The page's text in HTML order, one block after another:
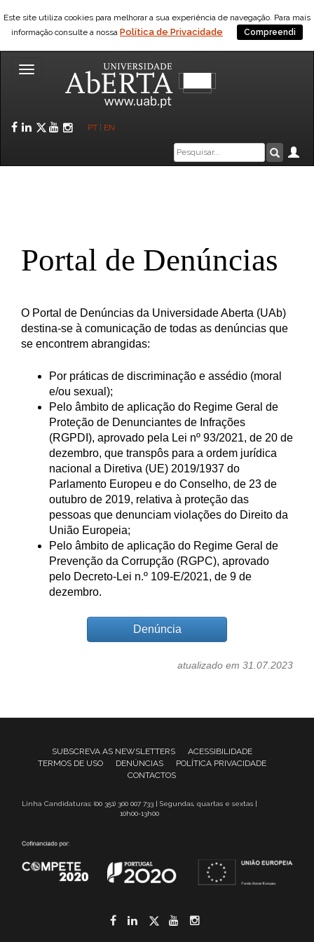
Este site utiliza cookies para melhorar a sua experiência de navegação. Para mais
informação consulte a nossa Política de Privacidade Compreendi
Saltar para o conteúdo
Toggle
Facebook
LinkedIn
Twitter
YouTube
Instagram
PT EN
Caixa
de
Portal de Denúncias
O Portal de Denúncias da Universidade Aberta (UAb)
destina-se à comunicação de todas as denúncias que
se encontrem abrangidas:
Por práticas de discriminação e assédio (moral
e/ou sexual);
Pelo âmbito de aplicação do Regime Geral de
Proteção de Denunciantes de Infrações
(RGPDI), aprovado pela Lei nº 93/2021, de 20 de
dezembro, que transpôs para a ordem jurídica
nacional a Diretiva (UE) 2019/1937 do
Parlamento Europeu e do Conselho, de 23 de
outubro de 2019, relativa à proteção das
pessoas que denunciam violações do Direito da
União Europeia;
Pelo âmbito de aplicação do Regime Geral de
Prevenção da Corrupção (RGPC), aprovado
pelo Decreto-Lei n.º 109-E/2021, de 9 de
dezembro.
Denúncia
atualizado em 31.07.2023
SUBSCREVA AS NEWSLETTERS
ACESSIBILIDADE
TERMOS DE USO
DENÚNCIAS
POLÍTICA PRIVACIDADE
CONTACTOS
Linha Candidaturas: (00 351) 300 007 733 | Segundas, quartas e sextas |
10h00-13h00
Facebook
LinkedIn
Twitter
YouTube